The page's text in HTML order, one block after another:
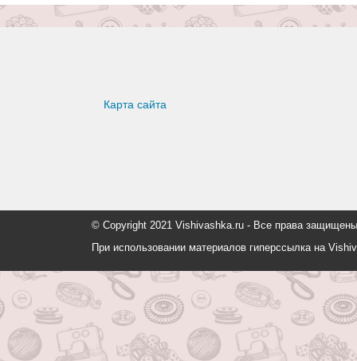
Карта сайта
© Copyright 2021 Vishivashka.ru - Все права
При использовании материалов гиперссылка на